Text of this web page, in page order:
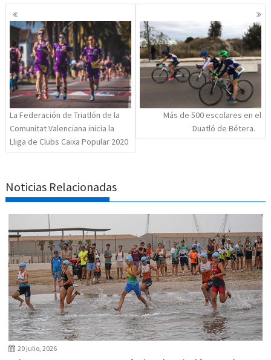
Navegación
de
entradas
La Federación de Triatlón de la
Comunitat Valenciana inicia la
Lliga de Clubs Caixa Popular 2020
Más de 500 escolares en el
Duatló de Bétera.
Noticias Relacionadas
20 julio, 2026